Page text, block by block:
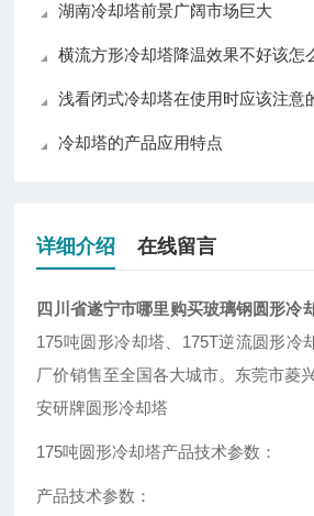
湖南冷却塔前景广阔市场巨大
横流方形冷却塔降温效果不好该怎
浅看闭式冷却塔在使用时应该注意
冷却塔的产品应用特点
详细介绍 在线留言
四川省遂宁市哪里购买玻璃钢圆形冷
175吨圆形冷却塔、175T逆流圆形冷
厂价销售至全国各大城市。东莞市菱
安研牌圆形冷却塔
175吨圆形冷却塔产品技术参数：
产品技术参数：